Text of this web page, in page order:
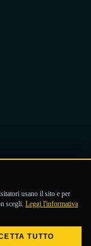
usano il sito e per
scegli. Leggi l'informativa
TUTTO